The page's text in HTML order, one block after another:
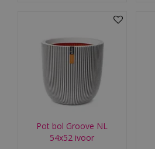
Pot bol Groove NL
54x52 ivoor